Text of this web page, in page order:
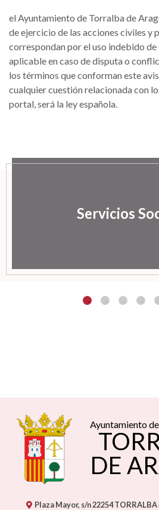
el Ayuntamiento de Torralba de
de ejercicio de las acciones civiles y
correspondan por el uso indebido de
aplicable en caso de disputa o
los términos que conforman este
cualquier cuestión relacionada con
portal, será la ley española.
Servicios
Ayuntamiento de
DE
Plaza Mayor, s/n22254 TORRALBA